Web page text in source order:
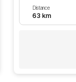
Distance
63 km